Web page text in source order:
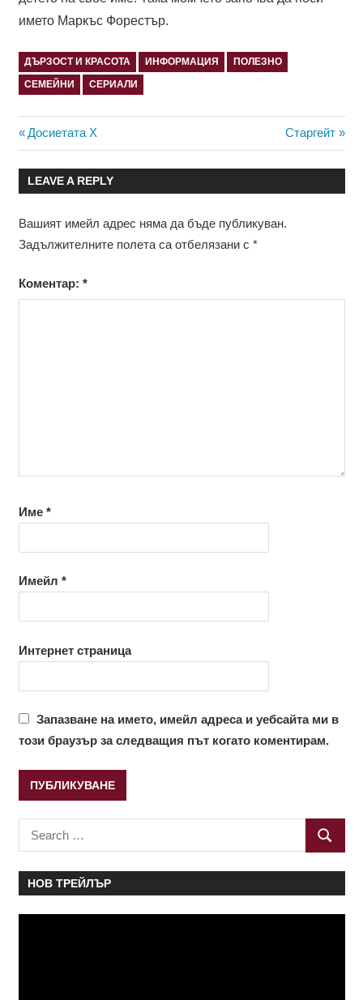
името Маркъс Форестър.
ДЪРЗОСТ И КРАСОТА ИНФОРМАЦИЯ ПОЛЕЗНО
СЕМЕЙНИ СЕРИАЛИ
Навигация
Previous
Post:
Досиетата Х
Next
Post:
Старгейт
LEAVE A REPLY
Вашият имейл адрес няма да бъде публикуван.
Задължителните полета са отбелязани с *
Коментар: *
Име *
Имейл *
Интернет страница
Запазване на името, имейл адреса и уебсайта ми в
този браузър за следващия път когато коментирам.
Search
for:
SEARCH
НОВ ТРЕЙЛЪР